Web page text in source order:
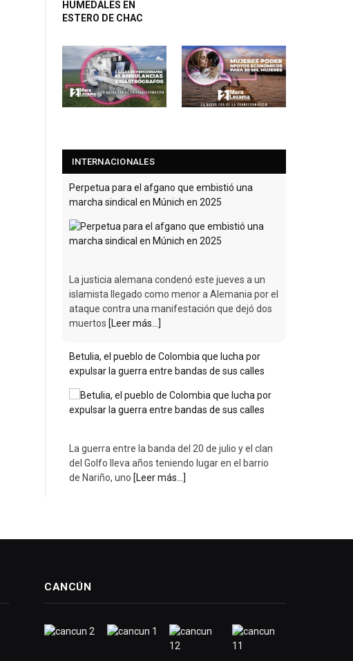
HUMEDALES EN
ESTERO DE CHAC
INTERNACIONALES
Perpetua para el afgano que embistió una
marcha sindical en Múnich en 2025
La justicia alemana condenó este jueves a un
islamista llegado como menor a Alemania por el
ataque contra una manifestación que dejó dos
muertos [Leer más...]
Betulia, el pueblo de Colombia que lucha por
expulsar la guerra entre bandas de sus calles
La guerra entre la banda del 20 de julio y el clan
del Golfo lleva años teniendo lugar en el barrio
de Nariño, uno [Leer más...]
CANCÚN